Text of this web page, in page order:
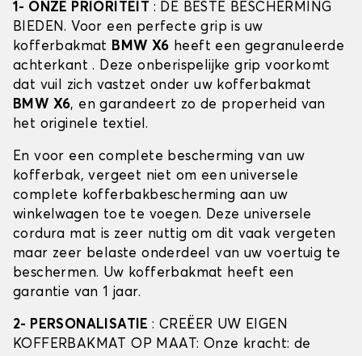
1- ONZE PRIORITEIT : DE BESTE BESCHERMING
BIEDEN. Voor een perfecte grip is uw
kofferbakmat BMW X6 heeft een gegranuleerde
achterkant . Deze onberispelijke grip voorkomt
dat vuil zich vastzet onder uw kofferbakmat
BMW X6, en garandeert zo de properheid van
het originele textiel.
En voor een complete bescherming van uw
kofferbak, vergeet niet om een universele
complete kofferbakbescherming aan uw
winkelwagen toe te voegen. Deze universele
cordura mat is zeer nuttig om dit vaak vergeten
maar zeer belaste onderdeel van uw voertuig te
beschermen. Uw kofferbakmat heeft een
garantie van 1 jaar.
2- PERSONALISATIE: CREËER UW EIGEN
KOFFERBAKMAT OP MAAT: Onze kracht: de